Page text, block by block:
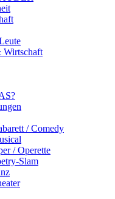
/ Comedy
/ Operette
Slam